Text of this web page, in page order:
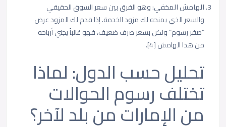
الهامش المخفي:وهو الفرق بين سعر السوق الحقيقي
والسعر الذي يمنحه لك مزود الخدمة. إذا قدم لك المزود عرض
“صفر رسوم” ولكن بسعر صرف ضعيف، فهو غالباً يجني أرباحه
من هذا الهامش [4].
تحليل حسب الدول: لماذا
تختلف رسوم الحوالات
من الإمارات من بلد لآخر؟